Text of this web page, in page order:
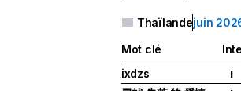
Thaïlandejuin
Mot clé
ixdzs
I